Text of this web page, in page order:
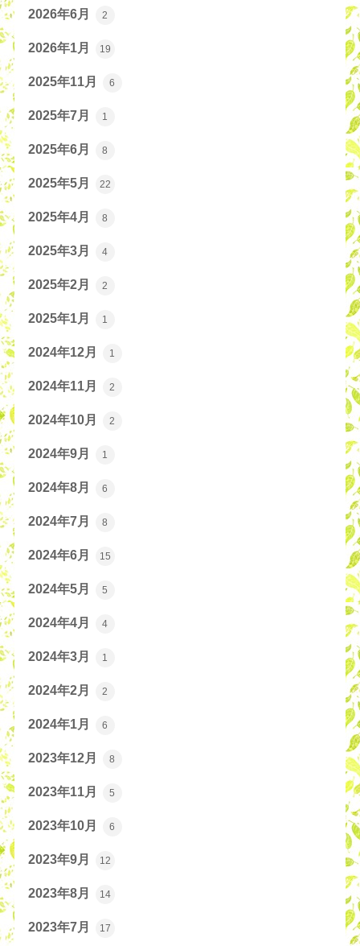
2026年6月 2
2026年1月 19
2025年11月 6
2025年7月 1
2025年6月 8
2025年5月 22
2025年4月 8
2025年3月 4
2025年2月 2
2025年1月 1
2024年12月 1
2024年11月 2
2024年10月 2
2024年9月 1
2024年8月 6
2024年7月 8
2024年6月 15
2024年5月 5
2024年4月 4
2024年3月 1
2024年2月 2
2024年1月 6
2023年12月 8
2023年11月 5
2023年10月 6
2023年9月 12
2023年8月 14
2023年7月 17